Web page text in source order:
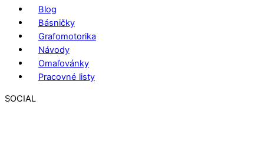
Blog
Básničky
Grafomotorika
Návody
Omaľovánky
Pracovné listy
SOCIAL